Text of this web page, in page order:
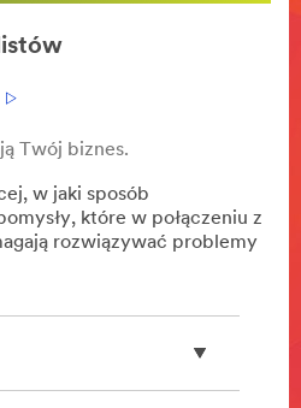
Twój biznes.
w jaki sposób
które w połączeniu z
rozwiązywać problemy